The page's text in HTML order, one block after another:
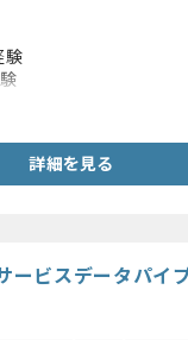
験
詳細を見る
ビスデータパイ